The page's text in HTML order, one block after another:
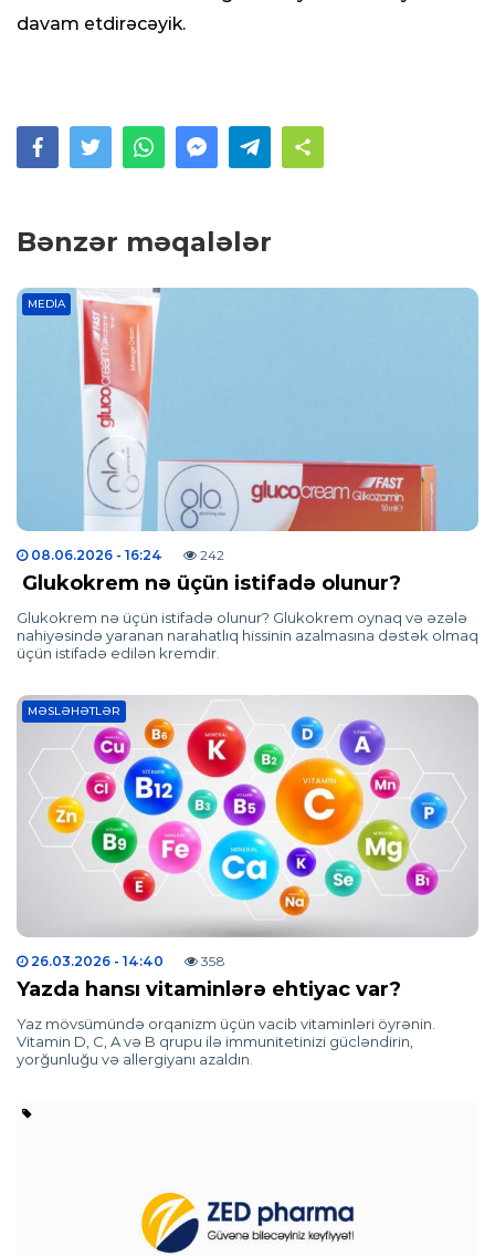
davam etdirəcəyik.
Bənzər məqalələr
MEDIA
08.06.2026 - 16:24 242
Glukokrem nə üçün istifadə olunur?
Glukokrem nə üçün istifadə olunur? Glukokrem oynaq və əzələ
nahiyəsində yaranan narahatlıq hissinin azalmasına dəstək olmaq
üçün istifadə edilən kremdir.
MƏSLƏHƏTLƏR
26.03.2026 - 14:40 358
Yazda hansı vitaminlərə ehtiyac var?
Yaz mövsümündə orqanizm üçün vacib vitaminləri öyrənin.
Vitamin D, C, A və B qrupu ilə immunitetinizi gücləndirin,
yorğunluğu və allergiyanı azaldın.